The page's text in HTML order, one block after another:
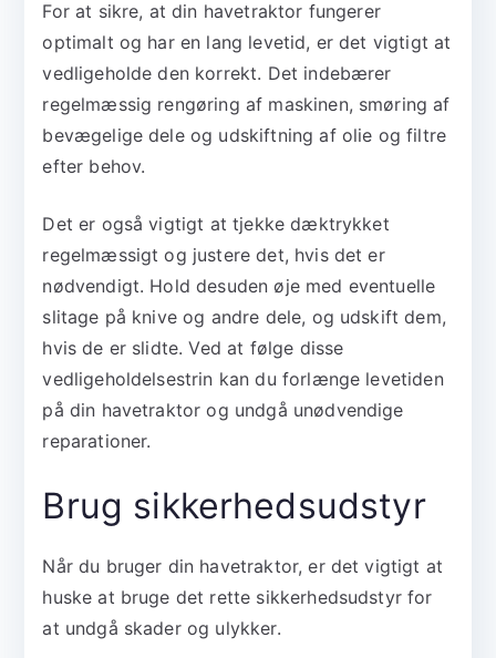
For at sikre, at din havetraktor fungerer
optimalt og har en lang levetid, er det vigtigt at
vedligeholde den korrekt. Det indebærer
regelmæssig rengøring af maskinen, smøring af
bevægelige dele og udskiftning af olie og filtre
efter behov.
Det er også vigtigt at tjekke dæktrykket
regelmæssigt og justere det, hvis det er
nødvendigt. Hold desuden øje med eventuelle
slitage på knive og andre dele, og udskift dem,
hvis de er slidte. Ved at følge disse
vedligeholdelsestrin kan du forlænge levetiden
på din havetraktor og undgå unødvendige
reparationer.
Brug sikkerhedsudstyr
Når du bruger din havetraktor, er det vigtigt at
huske at bruge det rette sikkerhedsudstyr for
at undgå skader og ulykker.